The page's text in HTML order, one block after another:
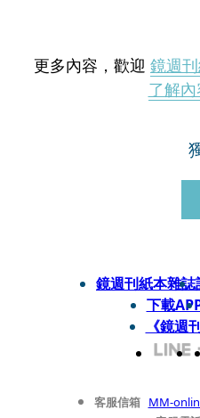
更多內容，歡迎 鏡週
了解
鏡週刊紙本雜誌
下載
《鏡週
客服信箱 MM-